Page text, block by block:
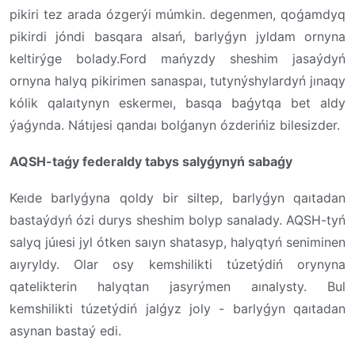
pikiri tez arada ózgerýi múmkin. degenmen, qoǵamdyq
pikirdi jóndi basqara alsań, barlyǵyn jyldam ornyna
keltirýge bolady.Ford mańyzdy sheshim jasaýdyń
ornyna halyq pikirimen sanaspaı, tutynýshylardyń jınaqy
kólik qalaıtynyn eskermeı, basqa baǵytqa bet aldy
ýaǵynda. Nátıjesi qandaı bolǵanyn ózderińiz bilesizder.
AQSH-taǵy federaldy tabys salyǵynyń sabaǵy
Keıde barlyǵyna qoldy bir siltep, barlyǵyn qaıtadan
bastaýdyń ózi durys sheshim bolyp sanalady. AQSH-tyń
salyq júıesi jyl ótken saıyn shatasyp, halyqtyń seniminen
aıyryldy. Olar osy kemshilikti túzetýdiń orynyna
qatelikterin halyqtan jasyrýmen aınalysty. Bul
kemshilikti túzetýdiń jalǵyz joly - barlyǵyn qaıtadan
asynan bastaý edi.